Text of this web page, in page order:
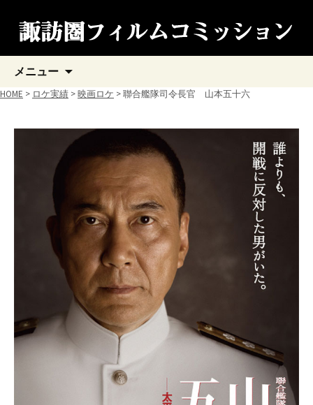
メニュー
テ
ン
へ
ス
HOME > ロケ実績 >映画ロケ > 聯合艦隊司令長官 山本五十六